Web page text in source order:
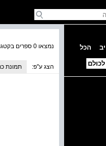
יב הכל
לכולם
נמצאו 0 ספרים בקטגוריה
הצג ע''פ: תמונת